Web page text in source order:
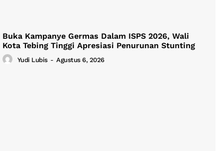
Buka Kampanye Germas Dalam ISPS 2026, Wali
Kota Tebing Tinggi Apresiasi Penurunan Stunting
Yudi Lubis - Agustus 6, 2026